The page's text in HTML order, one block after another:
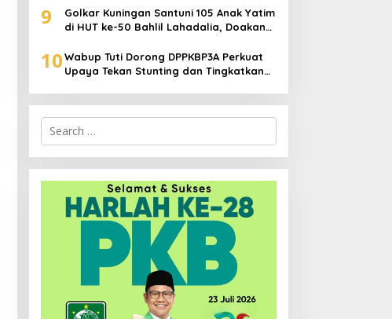
9
Golkar Kuningan Santuni 105 Anak Yatim
di HUT ke-50 Bahlil Lahadalia, Doakan
10Wabup Tuti Dorong DPPKBP3A Perkuat
Upaya Tekan Stunting dan Tingkatkan
Search
for: